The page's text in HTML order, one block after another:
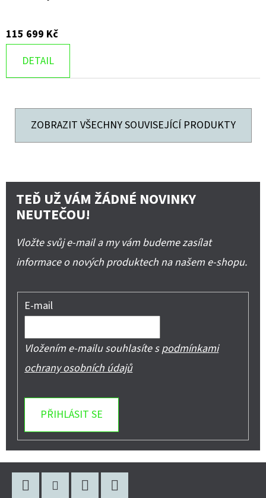
115 699 Kč
DETAIL
ZOBRAZIT VŠECHNY SOUVISEJÍCÍ PRODUKTY
TEĎ UŽ VÁM ŽÁDNÉ NOVINKY
NEUTEČOU!
Vložte svůj e-mail a my vám budeme zasílat
informace o nových produktech na našem e-shopu.
E-mail
Vložením e-mailu souhlasíte spodmínkami
ochrany osobních údajů
PŘIHLÁSIT SE